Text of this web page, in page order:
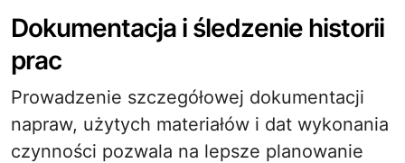
Dokumentacja i śledzenie historii
prac
Prowadzenie szczegółowej dokumentacji
napraw, użytych materiałów i dat wykonania
czynności pozwala na lepsze planowanie